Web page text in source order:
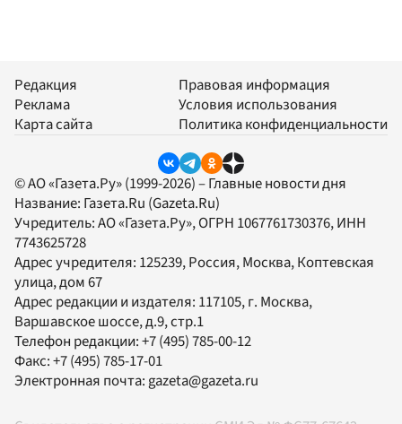
Редакция
Реклама
Карта сайта
Правовая информация
Условия использования
Политика конфиденциальности
© АО «Газета.Ру» (1999-2026) – Главные новости дня
Название: Газета.Ru (Gazeta.Ru)
Учредитель:АО «Газета.Ру», ОГРН 1067761730376, ИНН
7743625728
Адрес учредителя: 125239, Россия, Москва, Коптевская
улица, дом 67
Адрес редакции и издателя: 117105, г. Москва,
Варшавское шоссе, д.9, стр.1
Телефон редакции:+7 (495) 785-00-12
Факс:+7 (495) 785-17-01
Электронная почта:gazeta@gazeta.ru